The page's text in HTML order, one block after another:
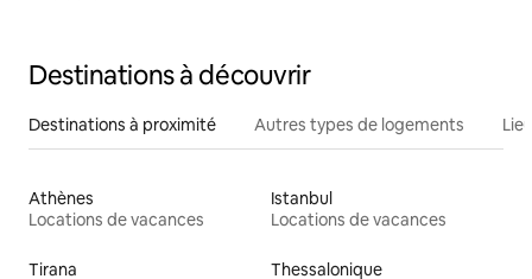
Destinations à découvrir
Destinations à proximité Autres types de logements
Athènes
Locations de vacances
Istanbul
Locations de vacances
Tirana Thessalonique